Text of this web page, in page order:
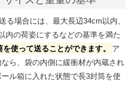
場合には、最大長辺34cm以内、
内の荷姿にするなどの基準を満た
使って送ることができます。
ア
ら、袋の内側に緩衝材が内蔵され
ル箱に入れた状態で長3封筒を使